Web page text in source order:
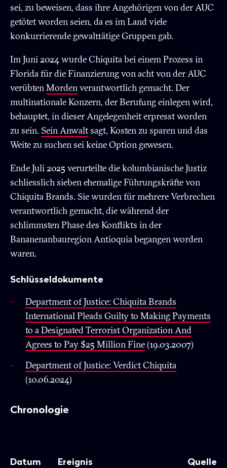
sei, zu beweisen, dass ihre Angehörigen von der AUC
getötet worden seien, da es im Land viele
konkurrierende gewalttätige Gruppen gab.
Im Juni 2024 wurde Chiquita bei einem Prozess in
Florida für die Finanzierung von acht von der AUC
verübtenMordenverantwortlich gemacht. Der
multinationale Konzern, der Berufung einlegen wird,
behauptet, in dieser Angelegenheit erpresst worden
zu sein. Sein Anwaltsagt, Kosten zu sparen und das
Weite zu suchen sei keine Option gewesen.
Ende Juli 2025 verurteilte die kolumbianische Justiz
schliesslich sieben ehemalige Führungskräfte von
Chiquita Brands. Sie wurden für mehrere Verbrechen
verantwortlich gemacht, die während der
schlimmsten Phase des Konflikts in der
Bananenanbauregion Antioquia begangen worden
waren.
Schlüsseldokumente
Department of Justice: Chiquita Brands
International Pleads Guilty to Making Payments
to a Designated Terrorist Organization And
Agrees to Pay $25 Million Fine(19.03.2007)
Department of Justice: Verdict Chiquita
(10.06.2024)
Chronologie
Datum Ereignis Quelle